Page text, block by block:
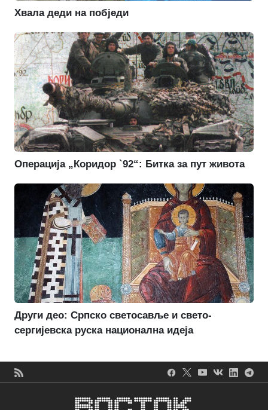
Хвала деди на побједи
Операција „Коридор `92“: Битка за пут живота
Други део: Српско светосавље и свето-
сергијевска руска национална идеја